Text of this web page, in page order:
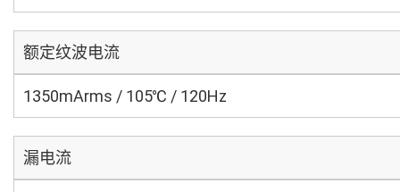
额定纹波电流
1350mArms / 105℃ / 120Hz
漏电流